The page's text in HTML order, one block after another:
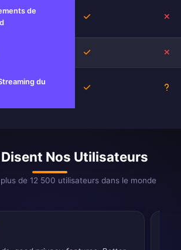
de
Oui
Oui
du
Oui
Disent Nos Utilisateurs
de 12 500 utilisateurs dans le monde